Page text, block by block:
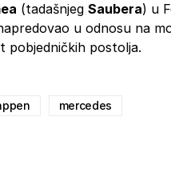
(tadašnjeg Saubera) u
u odnosu na
pobjedničkih postolja.
mercedes